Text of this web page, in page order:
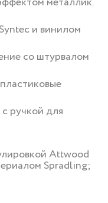
и винилом
со штурвалом
ручкой для
Attwood
Spradling;